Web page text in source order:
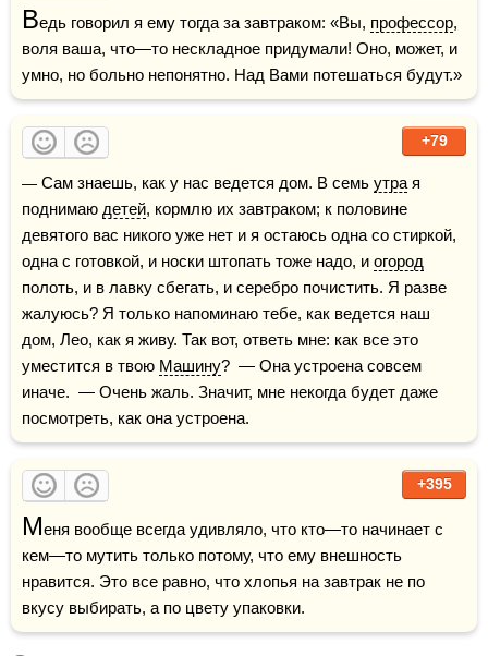
Ведь говорил я ему тогда за завтраком: «Вы, профессор,
воля ваша, что—то нескладное придумали! Оно, может, и
умно, но больно непонятно. Над Вами потешаться будут.»
+79
— Сам знаешь, как у нас ведется дом. В семь утра я
поднимаю детей, кормлю их завтраком; к половине
девятого вас никого уже нет и я остаюсь одна со стиркой,
одна с готовкой, и носки штопать тоже надо, и огород
полоть, и в лавку сбегать, и серебро почистить. Я разве
жалуюсь? Я только напоминаю тебе, как ведется наш
дом, Лео, как я живу. Так вот, ответь мне: как все это
уместится в твою Машину?  — Она устроена совсем
иначе.  — Очень жаль. Значит, мне некогда будет даже
посмотреть, как она устроена.
+395
Меня вообще всегда удивляло, что кто—то начинает с
кем—то мутить только потому, что ему внешность
нравится. Это все равно, что хлопья на завтрак не по
вкусу выбирать, а по цвету упаковки.